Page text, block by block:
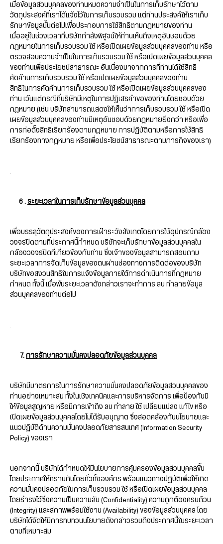
เมื่อข้อมูลส่วนบุคคลของท่านหมดความจำเป็นในการเก็บรักษาไว้ตาม
วัตถุประสงค์ที่เราได้แจ้งไว้ในการเก็บรวบรวม แต่ท่านประสงค์ให้เราเก็บ
รักษาข้อมูลนั้นต่อไปเพื่อประกอบการใช้สิทธิตามกฎหมายของท่าน
เมื่ออยู่ในช่วงเวลาที่บริษัทกำลังพิสูจน์ให้ท่านเห็นถึงเหตุอันชอบด้วย
กฎหมายในการเก็บรวบรวม ใช้ หรือเปิดเผยข้อมูลส่วนบุคคลของท่าน หรือ
ตรวจสอบความจำเป็นในการเก็บรวบรวม ใช้ หรือเปิดเผยข้อมูลส่วนบุคคล
ของท่านเพื่อประโยชน์สาธารณะ อันเนื่องมาจากการที่ท่านได้ใช้สิทธิ
คัดค้านการเก็บรวบรวม ใช้ หรือเปิดเผยข้อมูลส่วนบุคคลของท่าน
สิทธิในการคัดค้านการเก็บรวบรวม ใช้ หรือเปิดเผยข้อมูลส่วนบุคคลของ
ท่าน เว้นแต่กรณีที่บริษัทมีเหตุในการปฏิเสธคำขอของท่านโดยชอบด้วย
กฎหมาย (เช่น บริษัทสามารถแสดงให้เห็นว่าการเก็บรวบรวม ใช้ หรือเปิด
เผยข้อมูลส่วนบุคคลของท่านมีเหตุอันชอบด้วยกฎหมายยิ่งกว่า หรือเพื่อ
การก่อตั้งสิทธิเรียกร้องตามกฎหมาย การปฏิบัติตามหรือการใช้สิทธิ
เรียกร้องทางกฎหมาย หรือเพื่อประโยชน์สาธารณะตามภารกิจของเรา)
.
6 . ระยะเวลาในการเก็บรักษาข้อมูลส่วนบุคคล
เพื่อบรรลุวัตถุประสงค์ของการเฝ้าระวังสังเกตโดยการใช้อุปกรณ์กล้อง
วงจรปิดตามที่ประกาศนี้กำหนด บริษัทจะเก็บรักษาข้อมูลส่วนบุคคลใน
กล้องวงจรปิดที่เกี่ยวข้องกับท่าน ซึ่งเจ้าของข้อมูลสามารถสอบถาม
ระยะเวลาการจัดเก็บข้อมูลของตนผ่านช่องทางการติดต่อของบริษัท
บริษัทขอสงวนสิทธิในการแจ้งข้อมูลภายใต้การดำเนินการที่กฎหมาย
กำหนด ทั้งนี้ เมื่อพ้นระยะเวลาดังกล่าวเราจะทำการ ลบ ทำลายข้อมูล
ส่วนบุคคลของท่านต่อไป
.
7. การรักษาความมั่นคงปลอดภัยข้อมูลส่วนบุคคล
บริษัทมีมาตรการในการรักษาความมั่นคงปลอดภัยข้อมูลส่วนบุคคลของ
ท่านอย่างเหมาะสม ทั้งในเชิงเทคนิคและการบริหารจัดการ เพื่อป้องกันมิ
ให้ข้อมูลสูญหาย หรือมีการเข้าถึง ลบ ทำลาย ใช้ เปลี่ยนแปลง แก้ไข หรือ
เปิดเผยข้อมูลส่วนบุคคลโดยไม่ได้รับอนุญาต ซึ่งสอดคล้องกับนโยบายและ
แนวปฏิบัติด้านความมั่นคงปลอดภัยสารสนเทศ (Information Security
Policy) ของเรา
นอกจากนี้ บริษัทได้กำหนดให้มีนโยบายการคุ้มครองข้อมูลส่วนบุคคลขึ้น
โดยประกาศให้ทราบกันโดยทั่วทั้งองค์กร พร้อมแนวทางปฏิบัติเพื่อให้เกิด
ความมั่นคงปลอดภัยในการเก็บรวบรวม ใช้ หรือเปิดเผยข้อมูลส่วนบุคคล
โดยธำรงไว้ซึ่งความเป็นความลับ (Confidentiality) ความถูกต้องครบถ้วน
(Integrity) และสภาพพร้อมใช้งาน (Availability) ของข้อมูลส่วนบุคคล โดย
บริษัทได้จัดให้มีการทบทวนนโยบายดังกล่าวรวมถึงประกาศนี้ในระยะเวลา
ตามที่เหมาะสม